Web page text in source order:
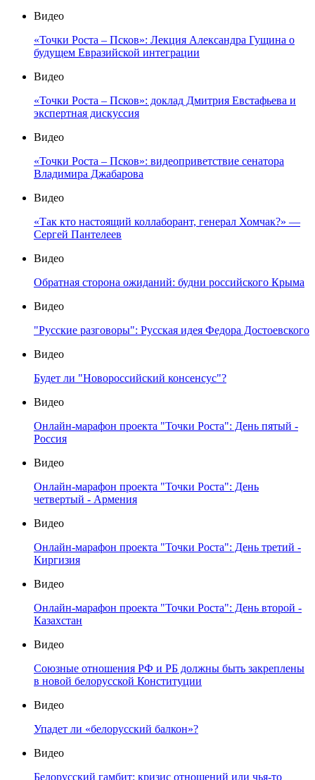
Видео
«Точки Роста – Псков»: Лекция Александра Гущина о
будущем Евразийской интеграции
Видео
«Точки Роста – Псков»: доклад Дмитрия Евстафьева и
экспертная дискуссия
Видео
«Точки Роста – Псков»: видеоприветствие сенатора
Владимира Джабарова
Видео
«Так кто настоящий коллаборант, генерал Хомчак?» —
Сергей Пантелеев
Видео
Обратная сторона ожиданий: будни российского Крыма
Видео
"Русские разговоры": Русская идея Федора Достоевского
Видео
Будет ли "Новороссийский консенсус"?
Видео
Онлайн-марафон проекта "Точки Роста": День пятый -
Россия
Видео
Онлайн-марафон проекта "Точки Роста": День
четвертый - Армения
Видео
Онлайн-марафон проекта "Точки Роста": День третий -
Киргизия
Видео
Онлайн-марафон проекта "Точки Роста": День второй -
Казахстан
Видео
Союзные отношения РФ и РБ должны быть закреплены
в новой белорусской Конституции
Видео
Упадет ли «белорусский балкон»?
Видео
Белорусский гамбит: кризис отношений или чья-то